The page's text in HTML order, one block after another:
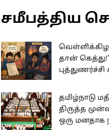
சமீபத்திய
தான்
தமிழ்நாடு
திருத்த
ஒரு மனதாக